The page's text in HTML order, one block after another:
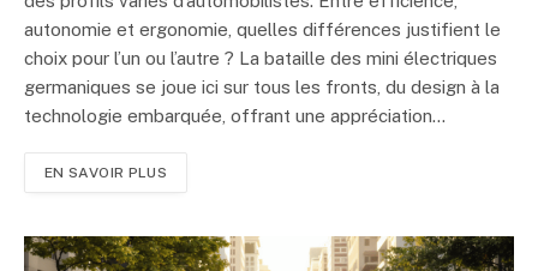
autonomie et ergonomie, quelles différences justifient le
choix pour l’un ou l’autre ? La bataille des mini électriques
germaniques se joue ici sur tous les fronts, du design à la
technologie embarquée, offrant une appréciation…
EN SAVOIR PLUS